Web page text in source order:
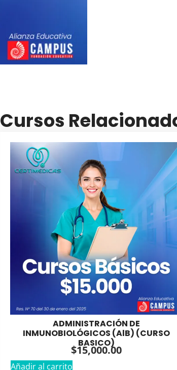
Cursos
ADMINISTRACIÓN DE
INMUNOBIOLÓGICOS (AlB) (CURSO
BASICO)
$15,000.00
Añadir al carrito